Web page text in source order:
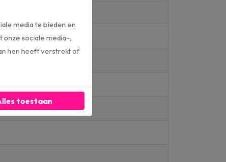
media te bieden en
onze sociale media-,
hen heeft verstrekt of
toestaan